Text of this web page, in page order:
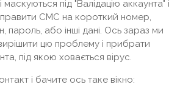
маскуються під "Валідацію аккаунта" і
СМС на короткий номер,
пароль, або інші дані. Ось зараз ми
цю проблему і прибрати
під якою ховається вірус.
і бачите ось таке вікно: